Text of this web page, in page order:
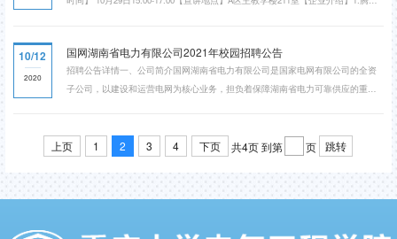
达为用户提供易用的、创新的涵盖无线、交换机、网关等各类网络设备产品。4.
腾达是业内最知名的品牌之一，在全球35个国家...
10/12
2020
国网湖南省电力有限公司2021年校园招聘公告
招聘公告详情一、公司简介国网湖南省电力有限公司是国家电网有限公司的全资
子公司，以建设和运营电网为核心业务，担负着保障湖南省电力可靠供应的重大
底，湖南电网拥有35千伏及以上变电容量1.23亿千伏安、线路5.71万公里。供电
上页 1 2 3 4 下页 共4页 到第 页 跳转